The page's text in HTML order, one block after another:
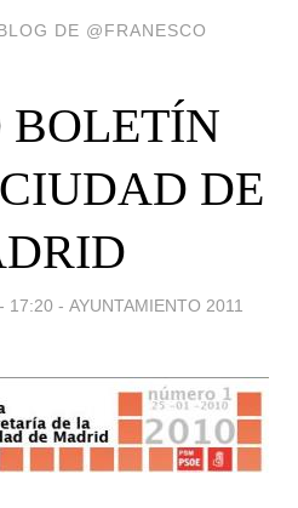
DE @FRANESCO
BOLETÍN
DE
17:20 - AYUNTAMIENTO 2011